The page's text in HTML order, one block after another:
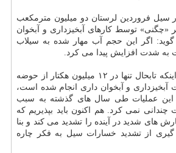
سیل فروردین لرستان دو میلیون مترمكعب
«چگنی» توسط كارهای آبخیزداری و آبخوان
اگر این حجم آب مهار شده به سیلاب
شدت افزایش پیدا می كرد.
حسین پور با اشاره به اینكه تابحال تنها در ۱۲ میلیون هكتار از حوضه
آبخیزداری و آبخوان داری انجام شده است،
این عملیات طی سال های گذشته به سبب
چندانی نمی كرد. هم اكنون باید بپذیریم كه
های شدید در آینده را تشدید می كند و بنا
گیری از تشدید خسارات سیل به فكر چاره